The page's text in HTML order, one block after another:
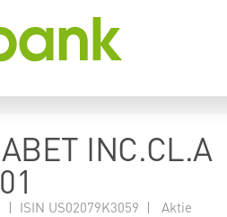
INC.CL.A
| ISIN US02079K3059 | Aktie